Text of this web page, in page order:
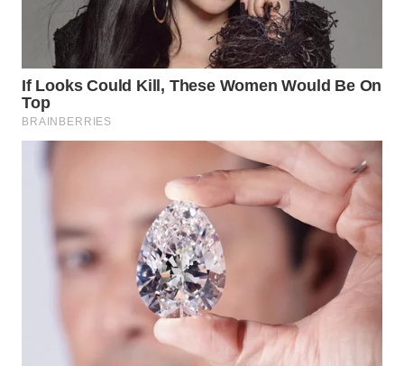
WN
TANJUNG
LESUNG
WN
KARO
WN
LABUHANBATU
TENGAH